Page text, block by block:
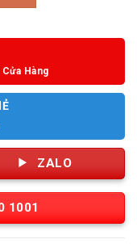
Hàng
ZALO
1001